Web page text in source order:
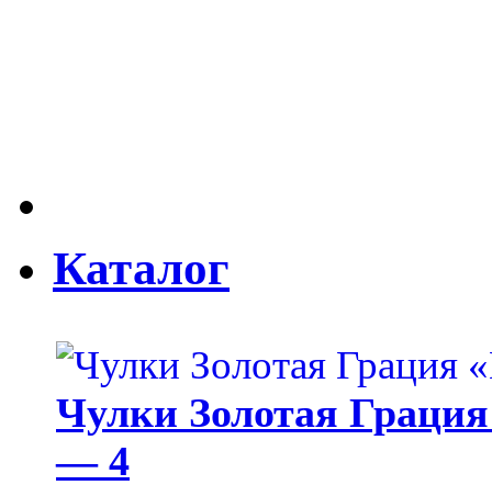
Каталог
Чулки Золотая
— 4